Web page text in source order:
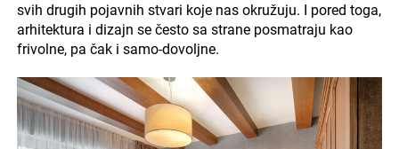
svih drugih pojavnih stvari koje nas okružuju. I pored toga,
arhitektura i dizajn se često sa strane posmatraju kao
frivolne, pa čak i samo-dovoljne.